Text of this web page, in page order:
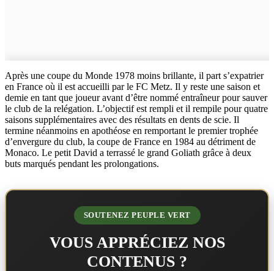
Après une coupe du Monde 1978 moins brillante, il part s’expatrier
en France où il est accueilli par le FC Metz. Il y reste une saison et
demie en tant que joueur avant d’être nommé entraîneur pour sauver
le club de la relégation. L’objectif est rempli et il rempile pour quatre
saisons supplémentaires avec des résultats en dents de scie. Il
termine néanmoins en apothéose en remportant le premier trophée
d’envergure du club, la coupe de France en 1984 au détriment de
Monaco. Le petit David a terrassé le grand Goliath grâce à deux
buts marqués pendant les prolongations.
SOUTENEZ PEUPLE VERT
VOUS APPRÉCIEZ NOS
CONTENUS ?